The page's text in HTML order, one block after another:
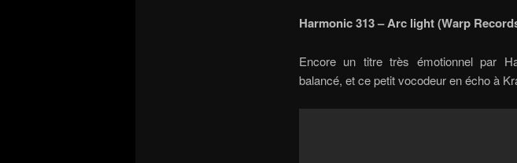
Harmonic 313 – Arc light (Warp
Encore un titre très émotionnel par
balancé, et ce petit vocodeur en écho à